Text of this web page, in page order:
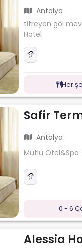
Antalya
titreyen göl
Hotel
Her
Safir
Antalya
Mutlu Otel&Spa
0 - 6
Alessia